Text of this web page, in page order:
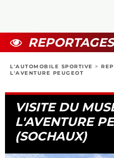
BOUTIQUE
REPORTAGES
L'AUTOMOBILE SPORTIVE >
L'AVENTURE PEUGEOT
VISITE DU
L'AVENTURE
(SOCHAUX)